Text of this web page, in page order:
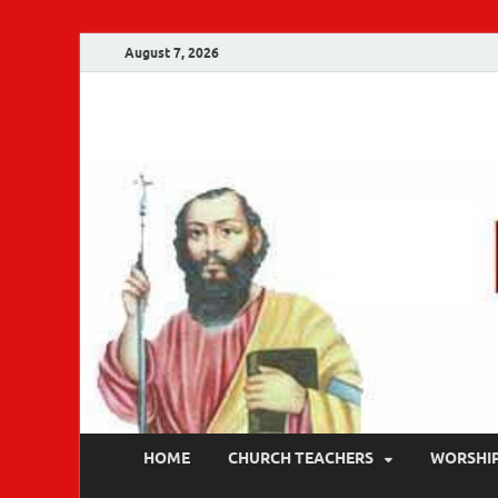
August 7, 2026
HOME CHURCH TEACHERS